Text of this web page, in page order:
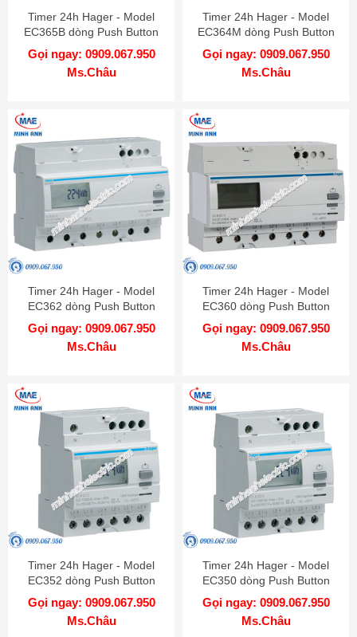
Timer 24h Hager - Model
EC365B dòng Push Button
Gọi ngay: 0909.067.950
Ms.Châu
Timer 24h Hager - Model
EC364M dòng Push Button
Gọi ngay: 0909.067.950
Ms.Châu
Timer 24h Hager - Model
EC362 dòng Push Button
Gọi ngay: 0909.067.950
Ms.Châu
Timer 24h Hager - Model
EC360 dòng Push Button
Gọi ngay: 0909.067.950
Ms.Châu
Timer 24h Hager - Model
EC352 dòng Push Button
Gọi ngay: 0909.067.950
Ms.Châu
Timer 24h Hager - Model
EC350 dòng Push Button
Gọi ngay: 0909.067.950
Ms.Châu